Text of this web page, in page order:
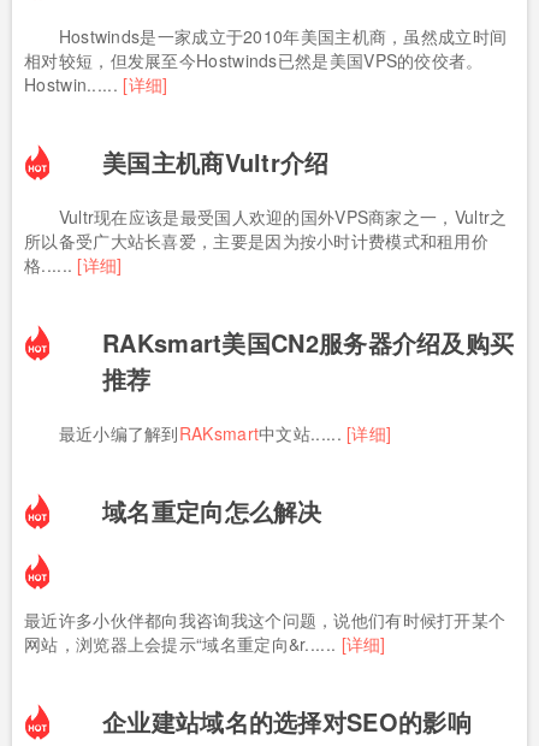
Hostwinds是一家成立于2010年美国主机商，虽然成立时间
相对较短，但发展至今Hostwinds已然是美国VPS的佼佼者。
Hostwin...... [详细]
美国主机商Vultr介绍
Vultr现在应该是最受国人欢迎的国外VPS商家之一，Vultr之
所以备受广大站长喜爱，主要是因为按小时计费模式和租用价
格...... [详细]
RAKsmart美国CN2服务器介绍及购买
推荐
最近小编了解到RAKsmart中文站...... [详细]
域名重定向怎么解决
最近许多小伙伴都向我咨询我这个问题，说他们有时候打开某个
网站，浏览器上会提示“域名重定向&r...... [详细]
企业建站域名的选择对SEO的影响